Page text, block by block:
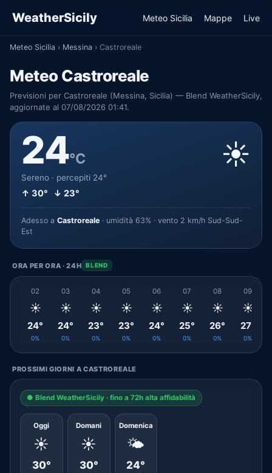
WeatherSicily Meteo Sicilia Mappe Live
Meteo Sicilia › Messina › Castroreale
Meteo Castroreale
Previsioni per Castroreale (Messina, Sicilia) — Blend WeatherSicily,
aggiornate al 07/08/2026 01:41.
24°C
Sereno · percepiti 24°
↑ 30° ↓ 23°
☀️
Adesso a Castroreale · umidità 63% · vento 2 km/h Sud-Sud-
Est
ORA PER ORA · 24H BLEND
02
☀️
24°
0%
03
☀️
24°
0%
04
☀️
23°
0%
05
☀️
23°
0%
06
☀️
24°
0%
07
☀️
25°
0%
08
☀️
26°
0%
09
☀️
27°
0%
PROSSIMI GIORNI A CASTROREALE
● Blend WeatherSicily · fino a 72h alta affidabilità
Oggi
☀️
30°
Domani
☀️
30°
Domenica
🌤️
24°